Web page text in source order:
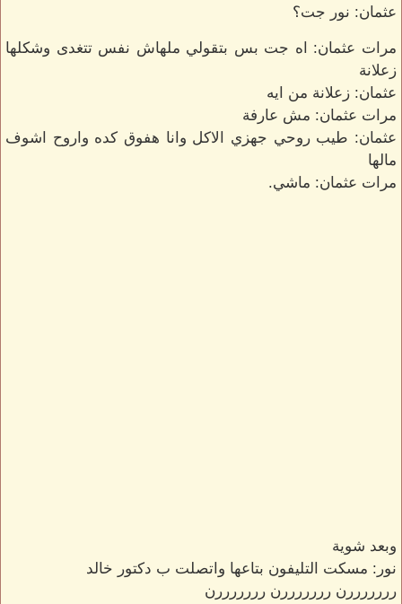
عثمان: نور جت؟
مرات عثمان: اه جت بس بتقولي ملهاش نفس تتغدى وشكلها
زعلانة
عثمان: زعلانة من ايه
مرات عثمان: مش عارفة
عثمان: طيب روحي جهزي الاكل وانا هفوق كده واروح اشوف
مالها
مرات عثمان: ماشي.
وبعد شوية
نور: مسكت التليفون بتاعها واتصلت ب دكتور خالد
رررررررن رررررررن رررررررن